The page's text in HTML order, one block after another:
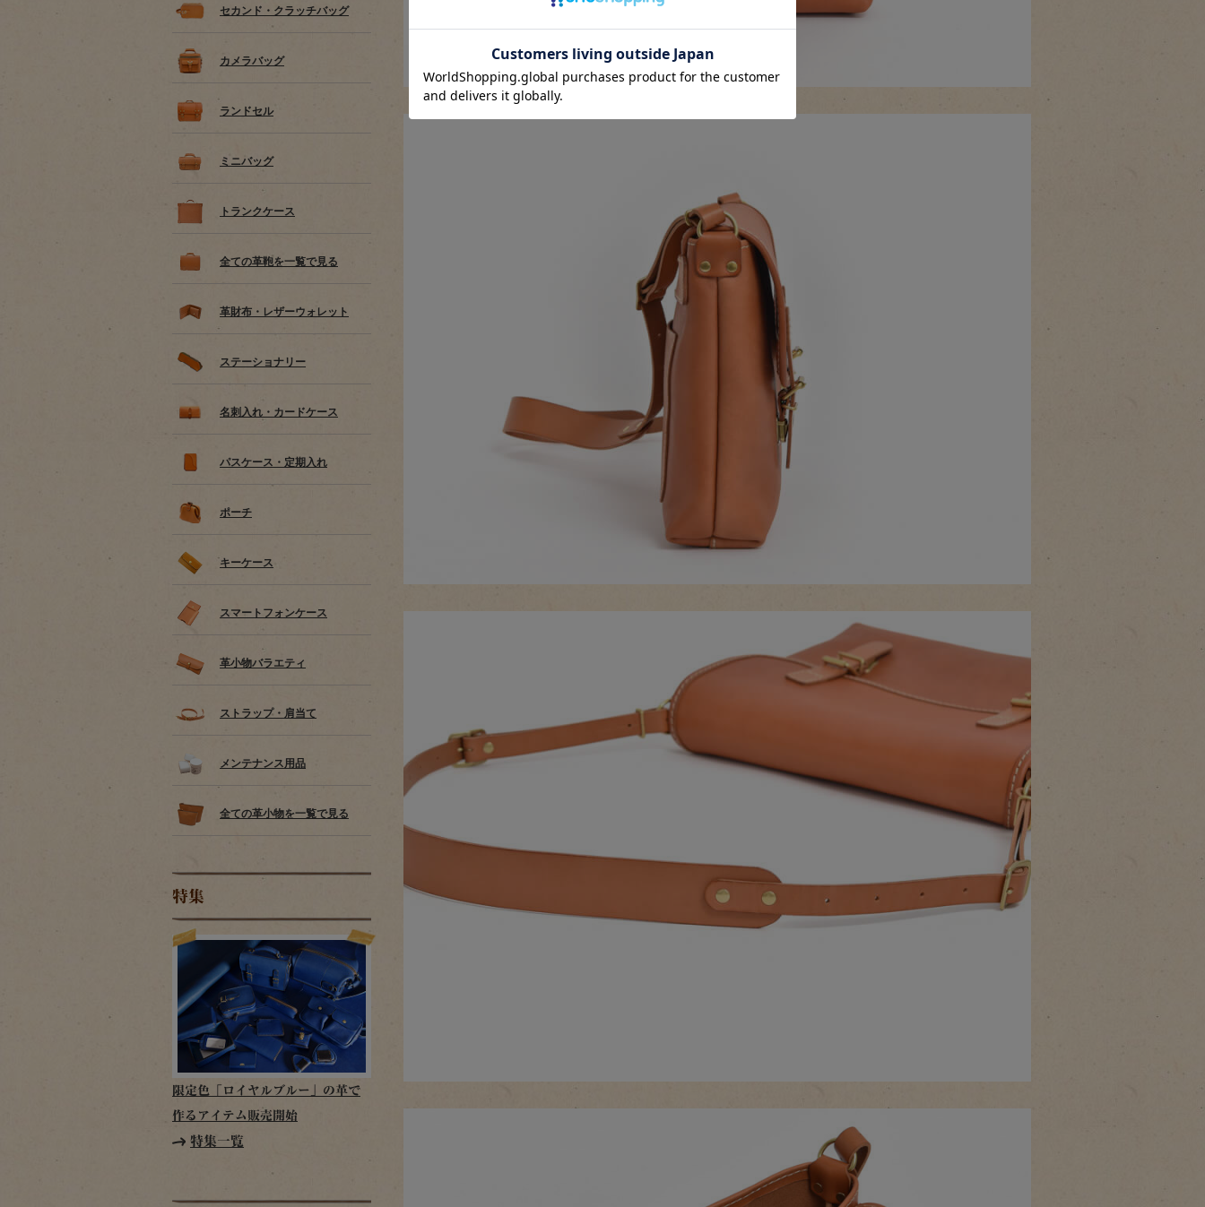
セカンド・クラッチバッグ
カメラバッグ
ランドセル
ミニバッグ
トランクケース
全ての革鞄を一覧で見る
革財布・レザーウォレット
ステーショナリー
名刺入れ・カードケース
パスケース・定期入れ
ポーチ
キーケース
スマートフォンケース
革小物バラエティ
ストラップ・肩当て
メンテナンス用品
全ての革小物を一覧で見る
特集
限定色「ロイヤルブルー」の革で
作るアイテム販売開始
特集一覧